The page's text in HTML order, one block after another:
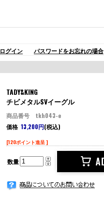
ログイン パスワードをお忘れの場合
TADY&KING
チビメタルSVイーグル
商品番号 tkh043-e
価格 13,200円(税込)
[120ポイント進呈 ]
数量